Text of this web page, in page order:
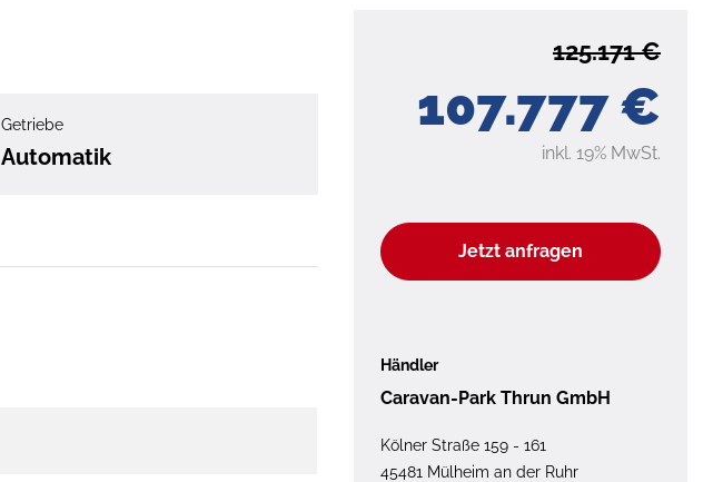
107.777 €
125.171 €
inkl. 19% MwSt.
Jetzt anfragen
Händler
Caravan-Park Thrun GmbH
Kölner Straße 159 - 161
45481 Mülheim an der Ruhr
Getriebe
Automatik